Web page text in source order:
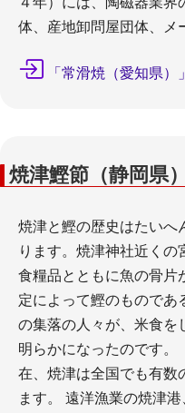
体、産地卸問屋団体、メ
「常滑焼（愛知県）
焼津鰹節（静岡県）
焼津と鰹の歴史はたいへ
ります。焼津神社近く
食糧品とともに魚の骨片
定によって鰹のものであ
の集落の人々が、米食を
明らかになったのです。
在、焼津は全国でも有数
ます。 遠洋漁業の焼津